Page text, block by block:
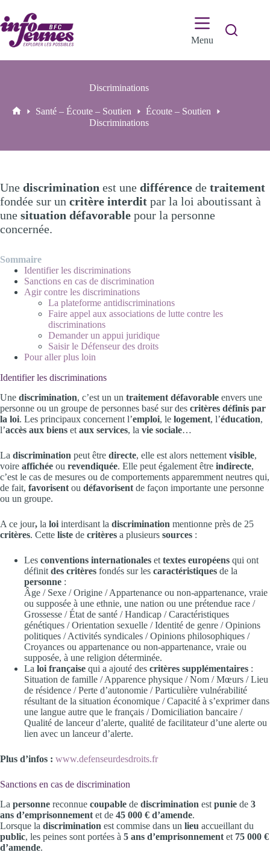
au
contenu
Menu
Discriminations
Santé – Écoute – Soutien
Écoute – Soutien
Discriminations
Une discrimination est une différence de traitement
fondée sur un critère interdit par la loi aboutissant à
une situation défavorable pour la personne
concernée.
Sommaire
Identifier les discriminations
Sanctions en cas de discrimination
Agir contre les discriminations
La plateforme antidiscriminations
Faire appel aux associations de lutte contre les
discriminations
Demander un appui juridique
Saisir le Défenseur des droits
Pour aller plus loin
Identifier les discriminations
Une discrimination, c’est un un traitement défavorable envers une
personne ou un groupe de personnes basé sur des critères définis par
la loi. Les principaux concernent l’emploi, le logement, l’éducation,
l’accès aux biens et aux services, la vie sociale…
La discrimination peut être directe, elle est alors nettement visible,
voire affichée ou revendiquée. Elle peut également être indirecte,
c’est le cas de mesures ou de comportements apparemment neutres qui,
de fait, favorisent ou défavorisent de façon importante une personne
ou un groupe.
A ce jour, la loi interdisant la discrimination mentionne près de 25
critères. Cette liste de critères a plusieurs sources :
Les conventions internationales et textes européens qui ont
définit des critères fondés sur les caractéristiques de la
personne :
Âge / Sexe / Origine / Appartenance ou non-appartenance, vraie
ou supposée à une ethnie, une nation ou une prétendue race /
Grossesse / État de santé / Handicap / Caractéristiques
génétiques / Orientation sexuelle / Identité de genre / Opinions
politiques / Activités syndicales / Opinions philosophiques /
Croyances ou appartenance ou non-appartenance, vraie ou
supposée, à une religion déterminée.
La loi française qui a ajouté des critères supplémentaires :
Situation de famille / Apparence physique / Nom / Mœurs / Lieu
de résidence / Perte d’autonomie / Particulière vulnérabilité
résultant de la situation économique / Capacité à s’exprimer dans
une langue autre que le français / Domiciliation bancaire /
Qualité de lanceur d’alerte, qualité de facilitateur d’une alerte ou
lien avec un lanceur d’alerte.
Plus d’infos : www.defenseurdesdroits.fr
Sanctions en cas de discrimination
La personne reconnue coupable de discrimination est punie de 3
ans d’emprisonnement et de 45 000 € d’amende.
Lorsque la discrimination est commise dans un lieu accueillant du
public, les peines sont portées à 5 ans d’emprisonnement et 75 000 €
d’amende.